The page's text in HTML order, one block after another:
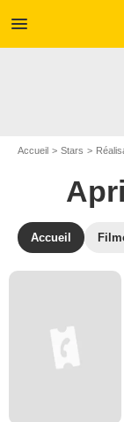
menu
Accueil Stars
Accueil